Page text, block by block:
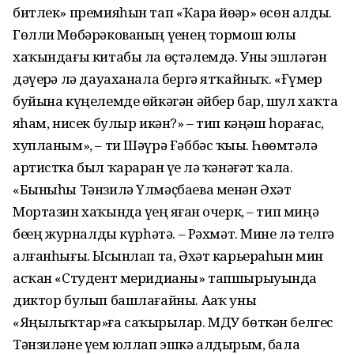
битлек» премияһын тап «Ҡара йөҙҙәр» өсөн алды.
Гөлли Мөбәрәкованың үҙенең тормош юлы
хаҡындағы китабы ла өҫтәлемдә. Уны эшләгән
дәүерҙә лә дауаханала бергә ятҡайныҡ. «Ғүмер
буйына күңелемде өйкәгән әйбер бар, шул хаҡта
яҙһам, нисек булыр икән?» – тип кәңәш һорағас,
хупланым», – ти Шәүрә Ғәббәс ҡыҙы. Һөҙөмтәлә
артистка был ҡарарҙан үҙе лә ҡәнәғәт ҡала.
«Быныһы Тәнзилә Үлмәҫбаева менән Әхәт
Мортазин хаҡында үҙең яҙған очерк, – тип миңә
беҙҙең журналды күрһәтә. – Рәхмәт. Мине лә телгә
алғанһығыҙ. Ысынлап та, Әхәт карьераһын мин
асҡан «Студент меридианы» тапшырыуында
диктор булып башлағайны. Аҙаҡ уны
«Яңылыҡтар»ға саҡырҙылар. МДУ бөткән белгес
Тәнзиләне үҙем юллап эшкә алдырҙым, бала